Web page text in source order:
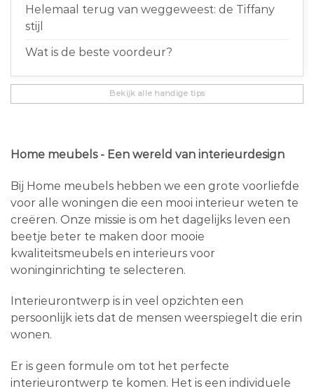
Helemaal terug van weggeweest: de Tiffany
stijl
Wat is de beste voordeur?
Bekijk alle handige tips
Home meubels - Een wereld van interieurdesign
Bij Home meubels hebben we een grote voorliefde
voor alle woningen die een mooi interieur weten te
creëren. Onze missie is om het dagelijks leven een
beetje beter te maken door mooie
kwaliteitsmeubels en interieurs voor
woninginrichting te selecteren.
Interieurontwerp is in veel opzichten een
persoonlijk iets dat de mensen weerspiegelt die erin
wonen.
Er is geen formule om tot het perfecte
interieurontwerp te komen. Het is een individuele